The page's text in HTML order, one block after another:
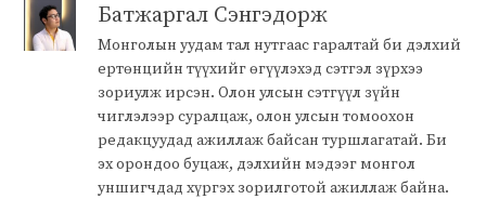
Батжаргал Сэнгэдорж
Монголын уудам тал нутгаас гаралтай би дэлхий
ертөнцийн түүхийг өгүүлэхэд сэтгэл зүрхээ
зориулж ирсэн. Олон улсын сэтгүүл зүйн
чиглэлээр суралцаж, олон улсын томоохон
редакцуудад ажиллаж байсан туршлагатай. Би
эх орондоо буцаж, дэлхийн мэдээг монгол
уншигчдад хүргэх зорилготой ажиллаж байна.